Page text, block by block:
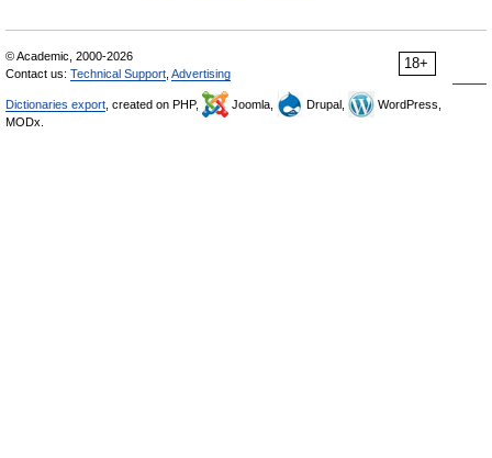
18+
© Academic, 2000-2026
Contact us: Technical Support Advertising
Dictionaries export , created on PHP, Joomla, Drupal,
WordPress,
MODx.